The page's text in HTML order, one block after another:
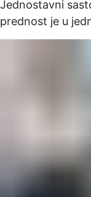
Jednostavni
prednost je u